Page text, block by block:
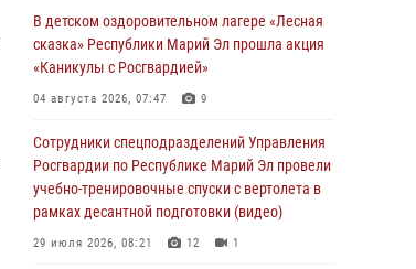
Управления Росгвардии по Республике
Марий Эл принял участие в учебно-
методическом сборе Росгвардии в Ижевске
06 августа 2026, 09:37 10
В Марий Эл сотрудники ЛРР Росгвардии за
прошедший месяц провели более 90
проверок мест хранения гражданского
06 августа 2026, 08:00
В детском оздоровительном лагере «Лесная
сказка» Республики Марий Эл прошла акция
«Каникулы с Росгвардией»
04 августа 2026, 07:47 9
Сотрудники спецподразделений Управления
Росгвардии по Республике Марий Эл провели
учебно-тренировочные спуски с вертолета в
рамках десантной подготовки (видео)
29 июля 2026, 08:21 12 1